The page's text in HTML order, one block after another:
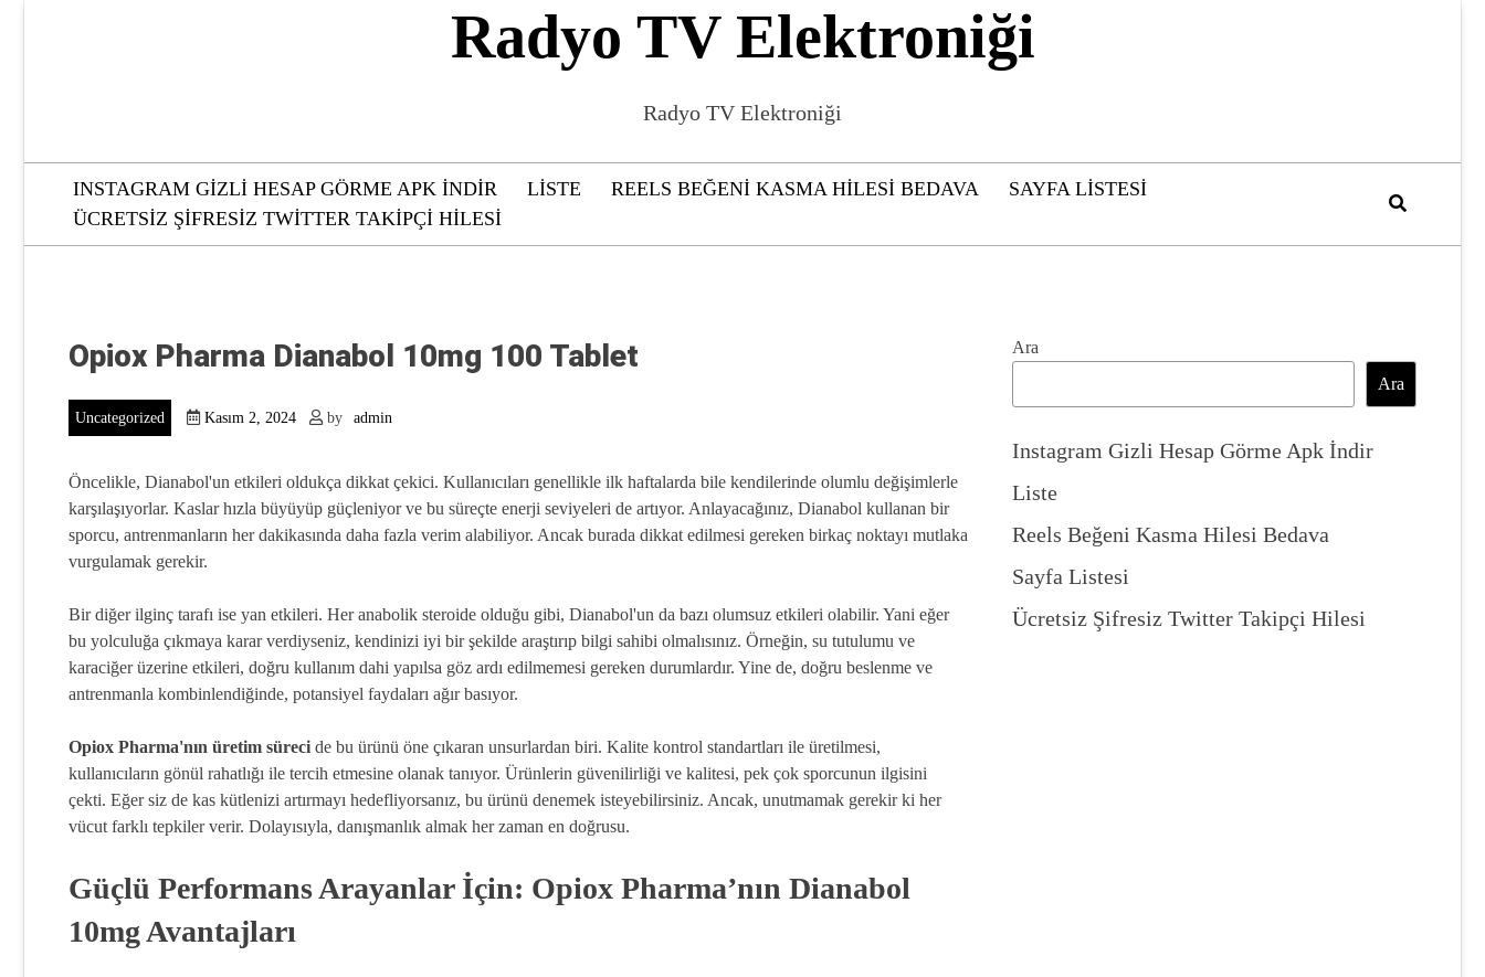
Radyo TV Elektroniği
Radyo TV Elektroniği
INSTAGRAM GIZLI HESAP GÖRME APK İNDIR LISTE REELS BEĞENI KASMA HILESI BEDAVA
SAYFA LISTESI
ÜCRETSIZ ŞIFRESIZ TWITTER TAKIPÇI HILESI
Opiox Pharma Dianabol 10mg 100 Tablet
Uncategorized Kasım 2, 2024 by admin
Öncelikle, Dianabol'un etkileri oldukça dikkat çekici. Kullanıcıları genellikle ilk haftalarda bile kendilerinde olumlu değişimlerle
karşılaşıyorlar. Kaslar hızla büyüyüp güçleniyor ve bu süreçte enerji seviyeleri de artıyor. Anlayacağınız, Dianabol kullanan bir
sporcu, antrenmanların her dakikasında daha fazla verim alabiliyor. Ancak burada dikkat edilmesi gereken birkaç noktayı mutlaka
vurgulamak gerekir.
Bir diğer ilginç tarafı ise yan etkileri. Her anabolik steroide olduğu gibi, Dianabol'un da bazı olumsuz etkileri olabilir. Yani eğer
bu yolculuğa çıkmaya karar verdiyseniz, kendinizi iyi bir şekilde araştırıp bilgi sahibi olmalısınız. Örneğin, su tutulumu ve
karaciğer üzerine etkileri, doğru kullanım dahi yapılsa göz ardı edilmemesi gereken durumlardır. Yine de, doğru beslenme ve
antrenmanla kombinlendiğinde, potansiyel faydaları ağır basıyor.
Opiox Pharma'nın üretim süreci de bu ürünü öne çıkaran unsurlardan biri. Kalite kontrol standartları ile üretilmesi,
kullanıcıların gönül rahatlığı ile tercih etmesine olanak tanıyor. Ürünlerin güvenilirliği ve kalitesi, pek çok sporcunun ilgisini
çekti. Eğer siz de kas kütlenizi artırmayı hedefliyorsanız, bu ürünü denemek isteyebilirsiniz. Ancak, unutmamak gerekir ki her
vücut farklı tepkiler verir. Dolayısıyla, danışmanlık almak her zaman en doğrusu.
Güçlü Performans Arayanlar İçin: Opiox Pharma’nın Dianabol
10mg Avantajları
Ara
Ara
Instagram Gizli Hesap Görme Apk İndir
Liste
Reels Beğeni Kasma Hilesi Bedava
Sayfa Listesi
Ücretsiz Şifresiz Twitter Takipçi Hilesi